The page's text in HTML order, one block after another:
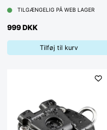
TILGÆNGELIG PÅ WEB LAGER
999 DKK
Tilføj til kurv